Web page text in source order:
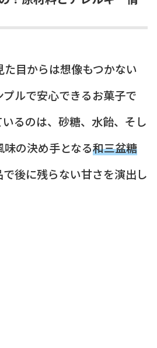
目からは想像もつかない
ルで安心できるお菓子で
るのは、砂糖、水飴、そし
の決め手となる和三盆糖
後に残らない甘さを演出し